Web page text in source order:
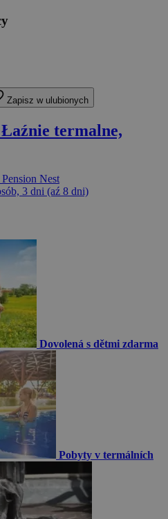
Zapisz w ulubionych
termalne,
Nest
3 dni (aź 8 dni)
Dovolená s dětmi zdarma
Pobyty v termálních